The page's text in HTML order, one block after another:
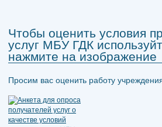
Чтобы оценить условия
услуг МБУ ГДК
нажмите на изображение
Просим вас оценить работу